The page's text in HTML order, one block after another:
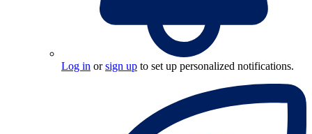
Log in orsign up to set up personalized notifications.